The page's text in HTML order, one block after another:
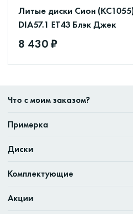
Литые диски Сион
DIA57.1 ET43 Блэк Джек
8 430 ₽
Что с моим заказом?
Примерка
Диски
Комплектующие
Акции